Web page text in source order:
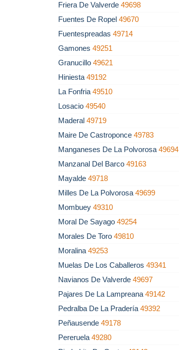
Friera De Valverde 49698
Fuentes De Ropel 49670
Fuentespreadas 49714
Gamones 49251
Granucillo 49621
Hiniesta 49192
La Fonfria 49510
Losacio 49540
Maderal 49719
Maire De Castroponce 49783
Manganeses De La Polvorosa 49694
Manzanal Del Barco 49163
Mayalde 49718
Milles De La Polvorosa 49699
Mombuey 49310
Moral De Sayago 49254
Morales De Toro 49810
Moralina 49253
Muelas De Los Caballeros 49341
Navianos De Valverde 49697
Pajares De La Lampreana 49142
Pedralba De La Pradería 49392
Peñausende 49178
Pereruela 49280